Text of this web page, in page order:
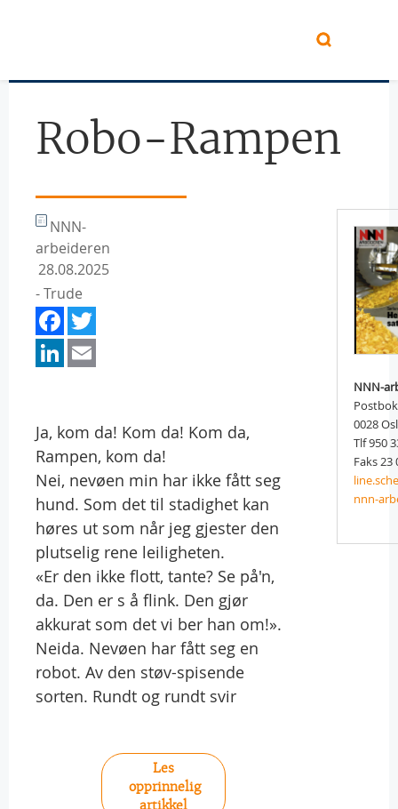
Robo-Rampen
NNN-
arbeideren
28.08.2025
- Trude
Facebook
LinkedIn
Ja, kom da! Kom da! Kom da,
Rampen, kom da!
Nei, nevøen min har ikke fått seg
hund. Som det til stadighet kan
høres ut som når jeg gjester den
plutselig rene leiligheten.
«Er den ikke flott, tante? Se på'n,
da. Den er s å flink. Den gjør
akkurat som det vi ber han om!».
Neida. Nevøen har fått seg en
robot. Av den støv-spisende
sorten. Rundt og rundt svir
Les
opprinnelig
artikkel
NNN-
0028
Tlf 950
Faks 23
nnn-